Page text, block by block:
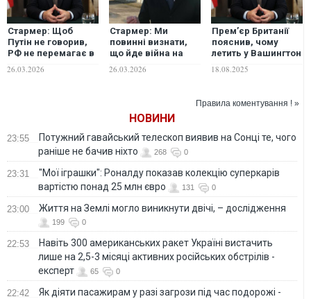
Стармер: Щоб
Путін не говорив,
РФ не перемагає в
26.03.2026
Стармер: Ми
повинні визнати,
що йде війна на
26.03.2026
Прем’єр Британії
пояснив, чому
летить у Вашингтон
іншими
18.08.2025
Правила коментування ! »
НОВИНИ
23:55
Потужний гавайський телескоп виявив на Сонці те, чого
раніше не бачив ніхто
268 0
23:31
"Мої іграшки": Роналду показав колекцію суперкарів
вартістю понад 25 млн євро
131 0
23:00 Життя на Землі могло виникнути двічі, – дослідження
199 0
22:53
Навіть 300 американських ракет Україні вистачить
лише на 2,5-3 місяці активних російських обстрілів -
експерт
65 0
22:42
Як діяти пасажирам у разі загрози під час подорожі -